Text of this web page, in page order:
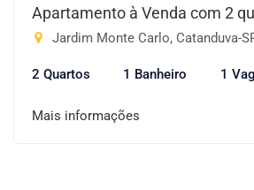
Apartamento à Venda com 2
Jardim Monte Carlo, Catanduva-
2 Quartos 1 Banheiro 1
Mais informações